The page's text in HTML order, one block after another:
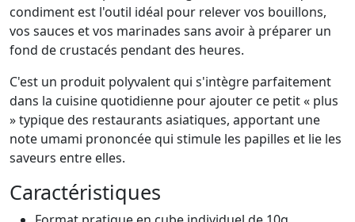
condiment est l'outil idéal pour relever vos bouillons,
vos sauces et vos marinades sans avoir à préparer un
fond de crustacés pendant des heures.
C'est un produit polyvalent qui s'intègre parfaitement
dans la cuisine quotidienne pour ajouter ce petit « plus
» typique des restaurants asiatiques, apportant une
note umami prononcée qui stimule les papilles et lie les
saveurs entre elles.
Caractéristiques